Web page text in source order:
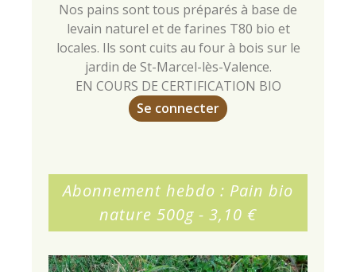
Nos pains sont tous préparés à base de
levain naturel et de farines T80 bio et
locales. Ils sont cuits au four à bois sur le
jardin de St-Marcel-lès-Valence.
EN COURS DE CERTIFICATION BIO
Se connecter
Abonnement hebdo : Pain bio
nature 500g - 3,10 €